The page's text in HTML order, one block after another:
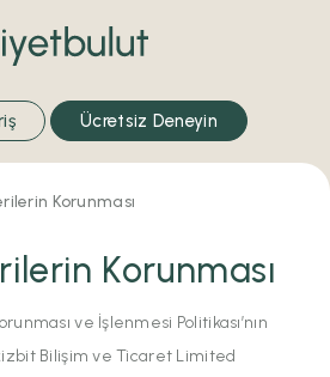
Ücretsiz Deneyin
Korunması
Korunması
ve İşlenmesi Politikası’nın
Bilişim ve Ticaret Limited